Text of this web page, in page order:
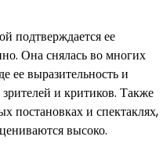
подтверждается ее
Она снялась во многих
ее выразительность и
и критиков. Также
постановках и спектаклях,
высоко.